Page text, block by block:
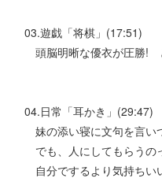
03.遊戯「将棋」(17:51)
頭脳明晰な優衣が圧勝!
04.日常「耳かき」(29:47)
妹の添い寝に文句を言い
でも、人にしてもらうの
自分でするより気持ちい